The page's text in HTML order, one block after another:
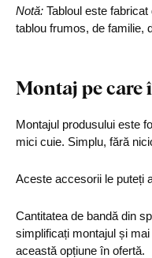
Notă: Tabloul este
tablou frumos, de familie,
Montaj pe care
Montajul produsului este
mici cuie. Simplu, fără
Aceste accesorii le puteți
Cantitatea de bandă din
simplificați montajul și mai
această opțiune în ofertă.